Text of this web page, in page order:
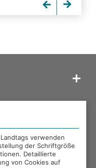
LANDTAGS
verwenden
der Schriftgröße
Detaillierte
von Cookies auf